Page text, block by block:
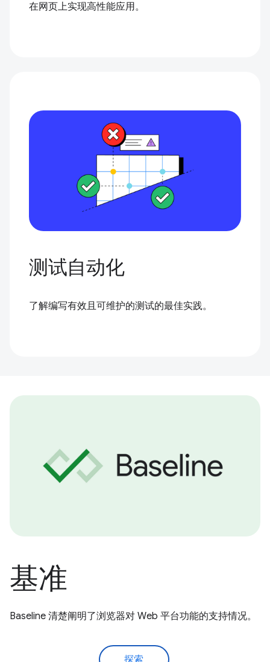
在网页上实现高性能应用。
测试自动化
了解编写有效且可维护的测试的最佳实践。
基准
Baseline 清楚阐明了浏览器对 Web 平台功能的支持情况。